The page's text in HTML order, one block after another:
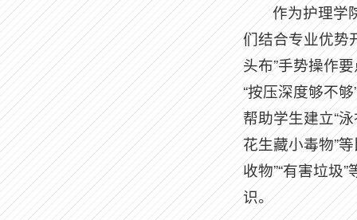
作为护理学
们结合专业优势
头布”手势操作
“按压深度够不
帮助学生建立“
花生藏小毒物”
收物”“有害垃圾
识。